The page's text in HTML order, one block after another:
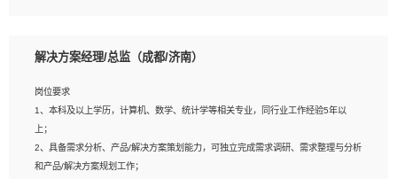
岗位要求：
1、全日制统招本科及以上学历，计算机相关专业毕业，5年以上开发工作经验；
2、具有扎实的java编程功底和良好的编码习惯，有分布式、多线程及高并发系统开
发经验和性能调优经验尤佳；熟悉JVM调优；掌握基础中间件、基础架构方案和云
平台、云产品功能特性，熟练使用相关平台的功能和了解其背后实现机制；
解决方案经理/总监（成都/济南）
岗位要求
1、本科及以上学历，计算机、数学、统计学等相关专业，同行业工作经验5年以
上；
2、具备需求分析、产品/解决方案策划能力，可独立完成需求调研、需求整理与分析
和产品/解决方案规划工作；